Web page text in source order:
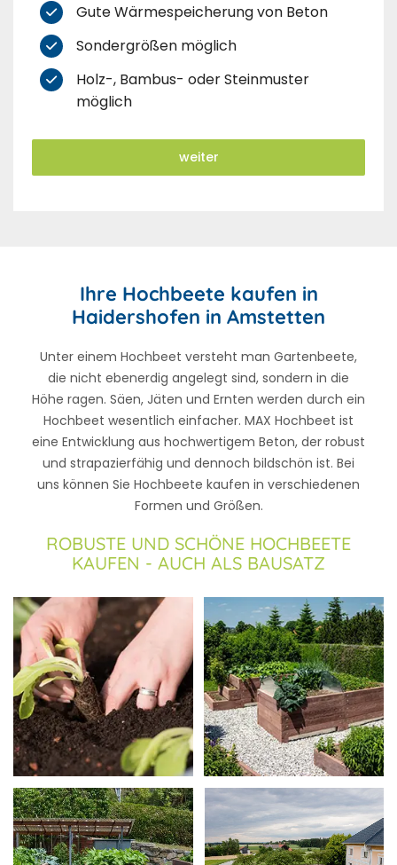
Gute Wärmespeicherung von Beton
Sondergrößen möglich
Holz-, Bambus- oder Steinmuster
möglich
weiter
Ihre Hochbeete kaufen in
Haidershofen in Amstetten
Unter einem Hochbeet versteht man Gartenbeete,
die nicht ebenerdig angelegt sind, sondern in die
Höhe ragen. Säen, Jäten und Ernten werden durch ein
Hochbeet wesentlich einfacher. MAX Hochbeet ist
eine Entwicklung aus hochwertigem Beton, der robust
und strapazierfähig und dennoch bildschön ist. Bei
uns können Sie Hochbeete kaufen in verschiedenen
Formen und Größen.
ROBUSTE UND SCHÖNE HOCHBEETE
KAUFEN - AUCH ALS BAUSATZ